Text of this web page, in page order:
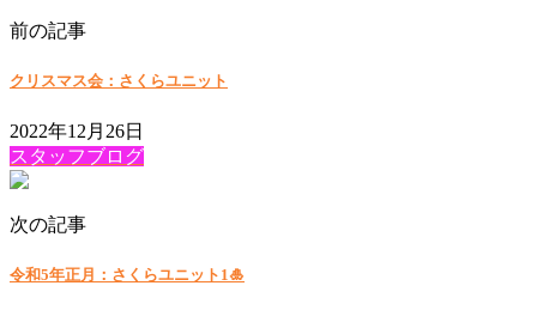
前の記事
クリスマス会：さくらユニット
2022年12月26日
スタッフブログ
次の記事
令和5年正月：さくらユニット1🎍